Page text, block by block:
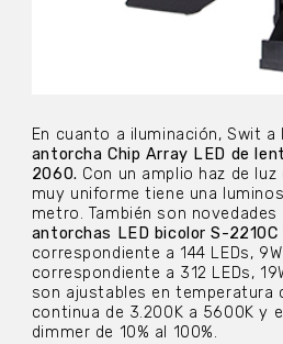
En cuanto a iluminación, Swit a
antorcha Chip Array LED de
2060. Con un amplio haz de
muy uniforme tiene una
metro. También son
antorchas LED bicolor S-
correspondiente a 144 LEDs,
correspondiente a 312 LEDs,
son ajustables en temperatura
continua de 3.200K a 5600K y
dimmer de 10% al 100%.